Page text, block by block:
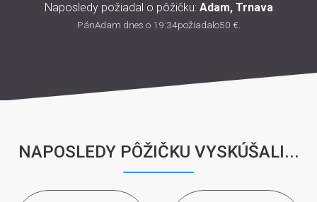
Naposledy požiadal o pôžičku: Adam, Trnava
PánAdam dnes o 19:34požiadalo50 €
NAPOSLEDY PÔŽIČKU VYSKÚŠALI...